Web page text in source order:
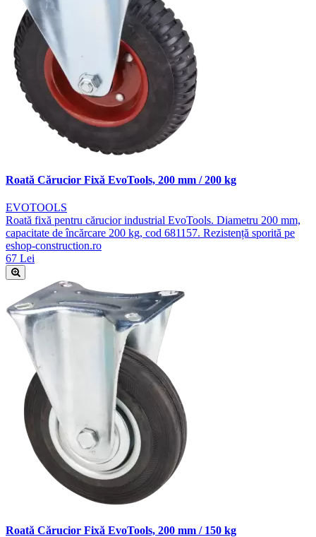
Roată Cărucior Fixă EvoTools, 200 mm / 200 kg
EVOTOOLS
Roată fixă pentru cărucior industrial EvoTools. Diametru 200 mm,
capacitate de încărcare 200 kg, cod 681157. Rezistență sporită pe
eshop-construction.ro
67 Lei
Roată Cărucior Fixă EvoTools, 200 mm / 150 kg